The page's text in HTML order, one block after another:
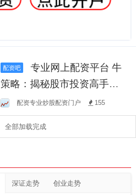
配资吧
专业网上配资平台 牛
策略：揭秘股市投资高手的
制胜法宝，把握财富增长新
机遇！
配资专业炒股配资门户 155
全部加载完成
深证走势 创业走势